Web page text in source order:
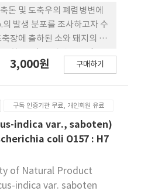
이용하여 품질검사항목 분석
유통기한 경과에 의한 안정
대조군간의 미네랄 함량 시
비교, 분석한 결과 후속 연구
축산업에 다양하고 차별화된
돈 및 도축우의 폐렴병변에
발생 분포를 조사하고자 수
장에 출하된 소와 돼지의 폐
폐에 대한 PCR 검사 결과,
spp.에 대한 세부 primer
는 소에서 M. agalactiae가
었으나, M. dispar, M.
검출되지 않았다. 돼지에서
가 74두(28.8%), M.
검출되었다. M.
3,000원 구매하기
구독 인증기관 무료, 개인회원 유료
indica var., saboten)
coli O157 : H7
of Natural Product
indica var. saboten